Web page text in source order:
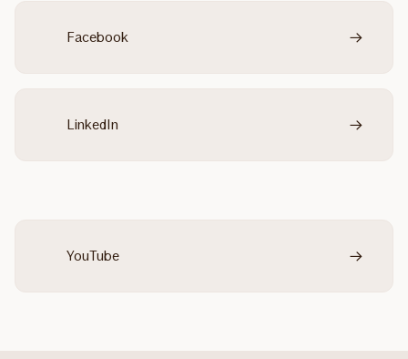
Facebook
LinkedIn
YouTube